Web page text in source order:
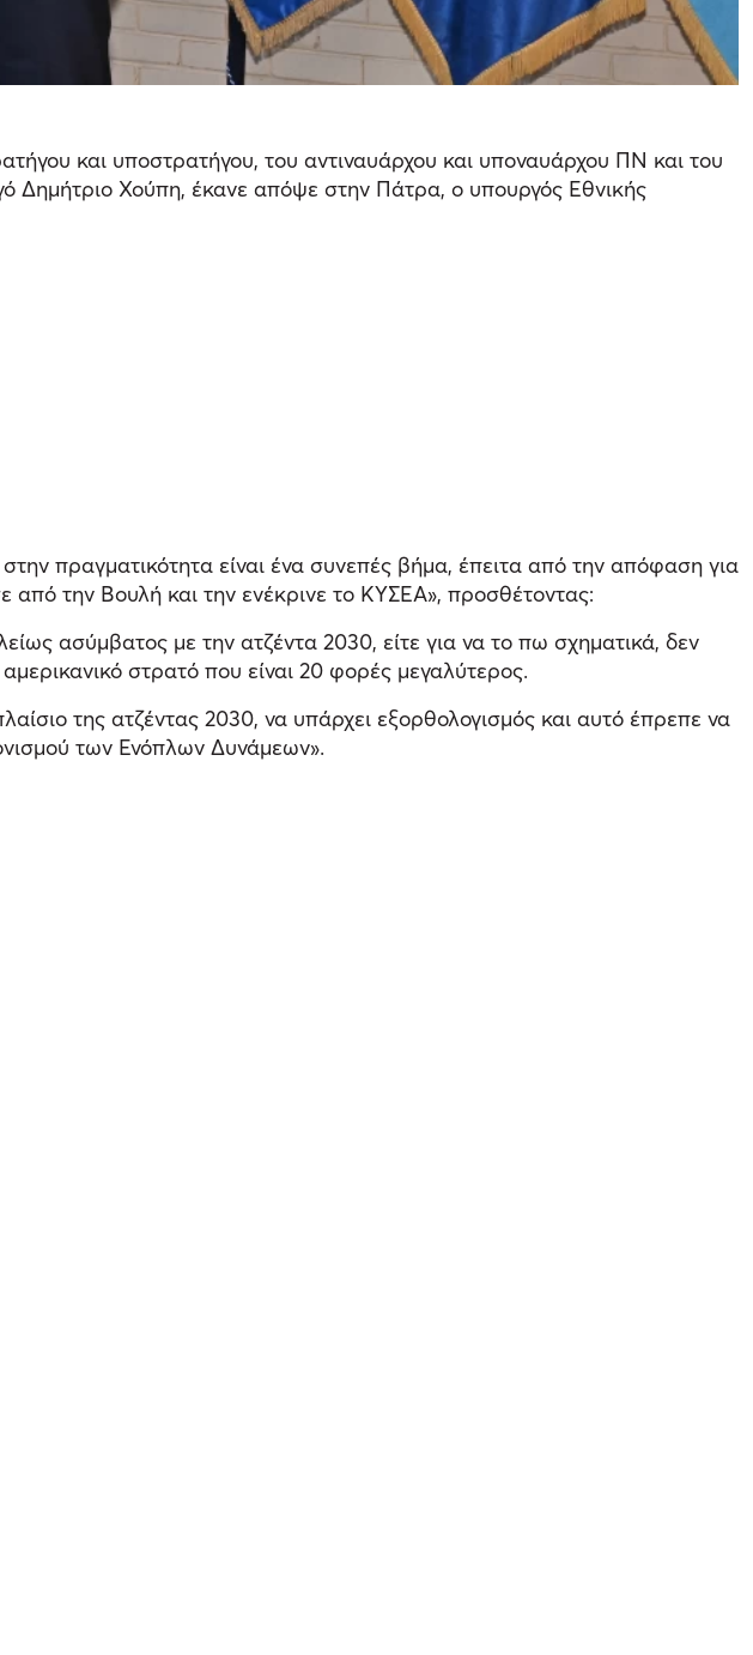
και υποστρατήγου, του αντιναυάρχου και υποναυάρχου ΠΝ και του
Δημήτριο Χούπη, έκανε απόψε στην Πάτρα, ο υπουργός Εθνικής
πραγματικότητα είναι ένα συνεπές βήμα, έπειτα από την απόφαση για
την Βουλή και την ενέκρινε το ΚΥΣΕΑ», προσθέτοντας:
ασύμβατος με την ατζέντα 2030, είτε για να το πω σχηματικά, δεν
στρατό που είναι 20 φορές μεγαλύτερος.
της ατζέντας 2030, να υπάρχει εξορθολογισμός και αυτό έπρεπε να
των Ενόπλων Δυνάμεων».